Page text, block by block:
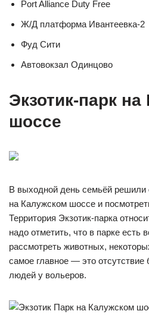
Port Alliance Duty Free
Ж/Д платформа Ивантеевка-2
Фуд Сити
Автовокзал Одинцово
Экзотик-парк
шоссе
В выходной день семьёй решили
на Калужском шоссе и
Территория Экзотик-парка
надо отметить, что в парке есть
рассмотреть животных,
самое главное — это отсутствие
людей у вольеров.